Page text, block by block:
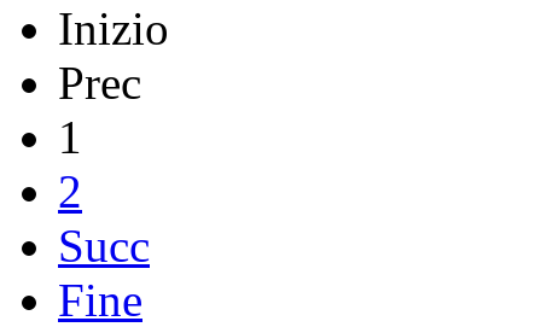
Inizio
Prec
1
2
Succ
Fine